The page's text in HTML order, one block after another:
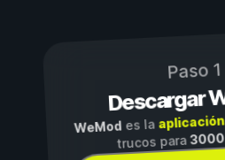
Paso 1
Descargar
WeMod es la aplicación
trucos para